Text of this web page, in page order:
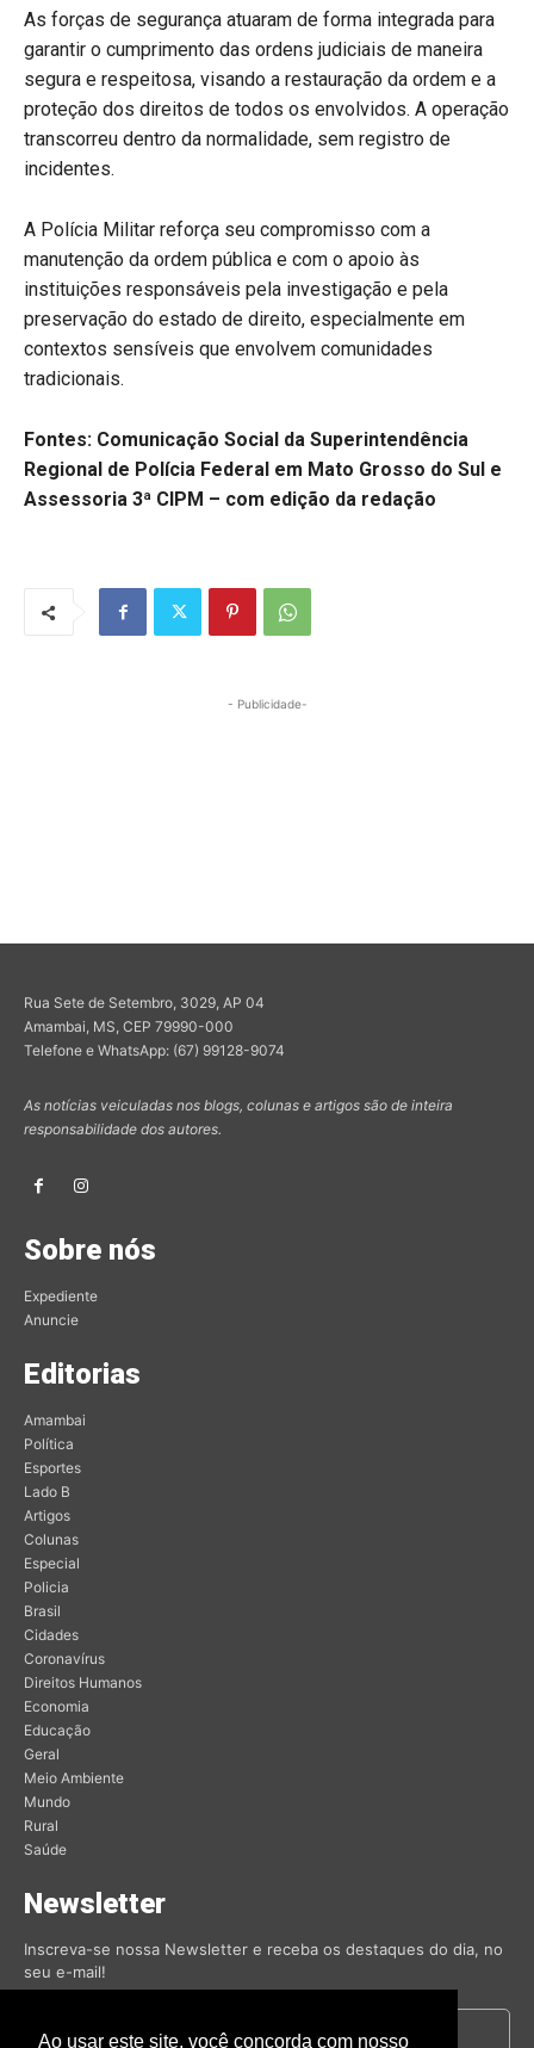
As forças de segurança atuaram de forma integrada para
garantir o cumprimento das ordens judiciais de maneira
segura e respeitosa, visando a restauração da ordem e a
proteção dos direitos de todos os envolvidos. A operação
transcorreu dentro da normalidade, sem registro de
incidentes.
A Polícia Militar reforça seu compromisso com a
manutenção da ordem pública e com o apoio às
instituições responsáveis pela investigação e pela
preservação do estado de direito, especialmente em
contextos sensíveis que envolvem comunidades
tradicionais.
Fontes: Comunicação Social da Superintendência
Regional de Polícia Federal em Mato Grosso do Sul e
Assessoria 3ª CIPM – com edição da redação
- Publicidade-
Rua Sete de Setembro, 3029, AP 04
Amambai, MS, CEP 79990-000
Telefone e WhatsApp: (67) 99128-9074
As notícias veiculadas nos blogs, colunas e artigos são de inteira
responsabilidade dos autores.
Sobre nós
Expediente
Anuncie
Editorias
Amambai
Política
Esportes
Lado B
Artigos
Colunas
Especial
Policia
Brasil
Cidades
Coronavírus
Direitos Humanos
Economia
Educação
Geral
Meio Ambiente
Mundo
Rural
Saúde
Newsletter
Inscreva-se nossa Newsletter e receba os destaques do dia, no
seu e-mail!
Ao usar este site, você concorda com nosso